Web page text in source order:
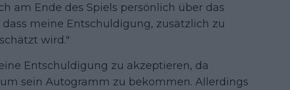
am Ende des Spiels persönlich über das
meine Entschuldigung, zusätzlich zu
wird."
Entschuldigung zu akzeptieren, da
sein Autogramm zu bekommen. Allerdings